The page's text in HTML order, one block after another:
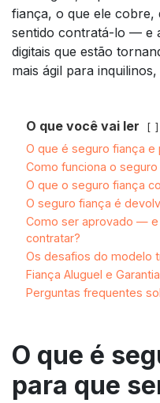
fiança, o que ele cobre,
sentido contratá-lo — e
digitais que estão
mais ágil para
O que você vai ler
O que é seguro fiança e
Como funciona o seguro
O que o seguro fiança
O seguro fiança é
Como ser aprovado —
contratar?
Os desafios do modelo
Fiança Aluguel e
Perguntas frequentes
O que é
para que